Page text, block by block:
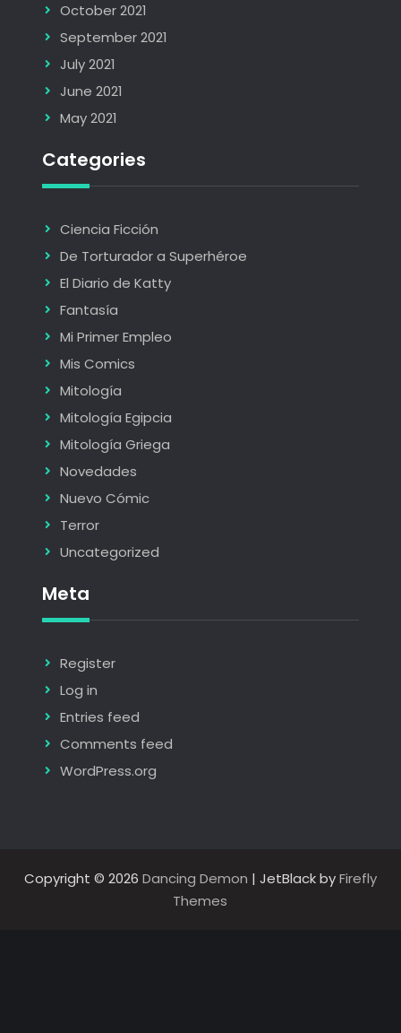
October 2021
September 2021
July 2021
June 2021
May 2021
Categories
Ciencia Ficción
De Torturador a Superhéroe
El Diario de Katty
Fantasía
Mi Primer Empleo
Mis Comics
Mitología
Mitología Egipcia
Mitología Griega
Novedades
Nuevo Cómic
Terror
Uncategorized
Meta
Register
Log in
Entries feed
Comments feed
WordPress.org
Copyright © 2026 Dancing Demon | JetBlack byFirefly
Themes